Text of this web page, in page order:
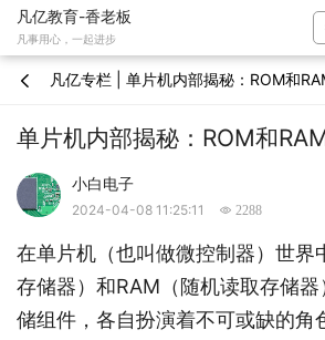
凡亿教育-香老板
凡事用心，一起进步

单片机内部揭秘：ROM和
小白电子
2024-04-08 11:25:11  2288
在单片机（也叫做微控制器）世界
存储器）和RAM（随机读取存储
储组件，各自扮演着不可或缺的角